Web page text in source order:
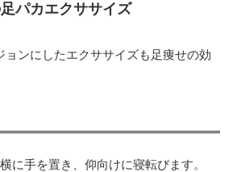
パカエクササイズ
ョンにしたエクササイズも足痩せの効
に手を置き、仰向けに寝転びます。